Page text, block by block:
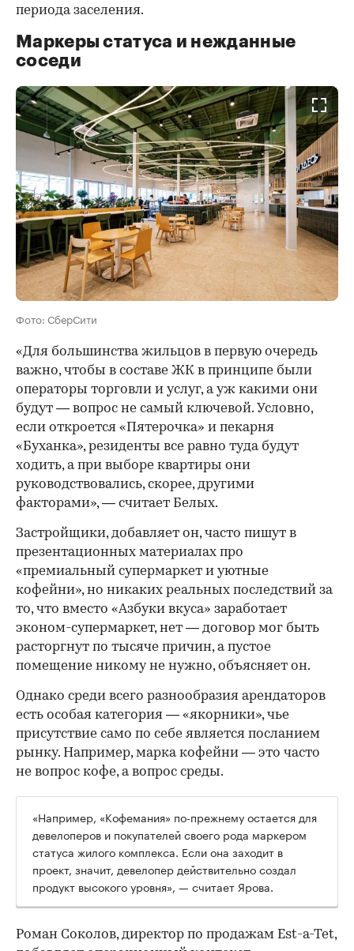
периода заселения.
Маркеры статуса и нежданные
соседи
Фото: СберСити
«Для большинства жильцов в первую очередь
важно, чтобы в составе ЖК в принципе были
операторы торговли и услуг, а уж какими они
будут — вопрос не самый ключевой. Условно,
если откроется «Пятерочка» и пекарня
«Буханка», резиденты все равно туда будут
ходить, а при выборе квартиры они
руководствовались, скорее, другими
факторами», — считает Белых.
Застройщики, добавляет он, часто пишут в
презентационных материалах про
«премиальный супермаркет и уютные
кофейни», но никаких реальных последствий за
то, что вместо «Азбуки вкуса» заработает
эконом-супермаркет, нет — договор мог быть
расторгнут по тысяче причин, а пустое
помещение никому не нужно, объясняет он.
Однако среди всего разнообразия арендаторов
есть особая категория — «якорники», чье
присутствие само по себе является посланием
рынку. Например, марка кофейни — это часто
не вопрос кофе, а вопрос среды.
«Например, «Кофемания» по-прежнему остается для
девелоперов и покупателей своего рода маркером
статуса жилого комплекса. Если она заходит в
проект, значит, девелопер действительно создал
продукт высокого уровня», — считает Ярова.
Роман Соколов, директор по продажам Est-a-Tet,